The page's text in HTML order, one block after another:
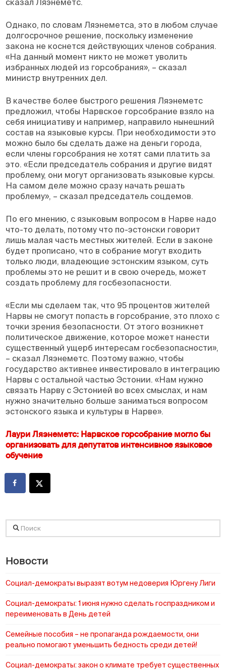
сказал Ляэнеметс.
Однако, по словам Ляэнеметса, это в любом случае
долгосрочное решение, поскольку изменение
закона не коснется действующих членов собрания.
«На данный момент никто не может уволить
избранных людей из горсобрания», – сказал
министр внутренних дел.
В качестве более быстрого решения Ляэнеметс
предложил, чтобы Нарвское горсобрание взяло на
себя инициативу и например, направило нынешний
состав на языковые курсы. При необходимости это
можно было бы сделать даже на деньги города,
если члены горсобрания не хотят сами платить за
это. «Если председатель собрания и другие видят
проблему, они могут организовать языковые курсы.
На самом деле можно сразу начать решать
проблему», – сказал председатель соцдемов.
По его мнению, с языковым вопросом в Нарве надо
что-то делать, потому что по-эстонски говорит
лишь малая часть местных жителей. Если в законе
будет прописано, что в собрание могут входить
только люди, владеющие эстонским языком, суть
проблемы это не решит и в свою очередь, может
создать проблему для госбезопасности.
«Если мы сделаем так, что 95 процентов жителей
Нарвы не смогут попасть в горсобрание, это плохо с
точки зрения безопасности. От этого возникнет
политическое движение, которое может нанести
существенный ущерб интересам госбезопасности»,
– сказал Ляэнеметс. Поэтому важно, чтобы
государство активнее инвестировало в интеграцию
Нарвы с остальной частью Эстонии. «Нам нужно
связать Нарву с Эстонией во всех смыслах, и нам
нужно значительно больше заниматься вопросом
эстонского языка и культуры в Нарве».
Лаури Ляэнеметс: Нарвское горсобрание могло бы
организовать для депутатов интенсивное языковое
обучение
Поиск
Новости
Социал-демократы выразят вотум недоверия Юргену Лиги
Социал-демократы: 1 июня нужно сделать госпраздником и
переименовать в День детей
Cемейные пособия – не пропаганда рождаемости, они
реально помогают уменьшить бедность среди детей!
Социал-демократы: закон о климате требует существенных